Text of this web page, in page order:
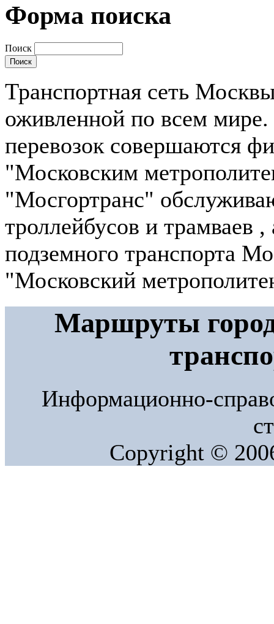
Форма поиска
Поиск
Транспортная сеть
оживленной по всем
перевозок совершаются
"Московским
"Мосгортранс"
троллейбусов и трамваев
подземного транспорта
"Московский
Маршруты
Информационно-
Copyright ©